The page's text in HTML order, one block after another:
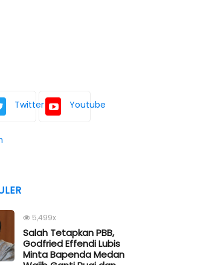
Twitter Youtube
5,499x
Salah Tetapkan PBB,
Godfried Effendi Lubis
Minta Bapenda Medan